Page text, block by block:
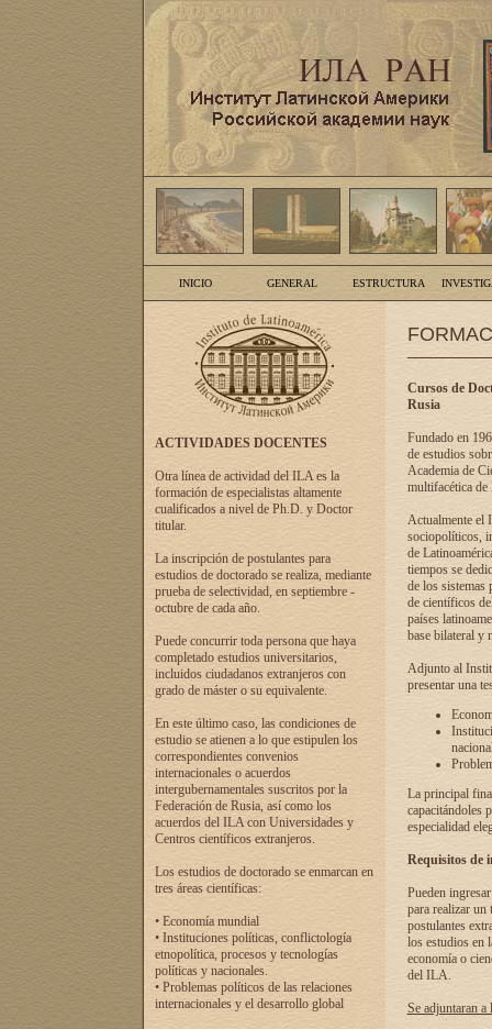
INICIO GENERAL ESTRUCTURA
ACTIVIDADES DOCENTES
Otra línea de actividad del ILA es la
formación de especialistas altamente
cualificados a nivel de Ph.D. y Doctor
titular.
La inscripción de postulantes para
estudios de doctorado se realiza, mediante
prueba de selectividad, en septiembre -
octubre de cada año.
Puede concurrir toda persona que haya
completado estudios universitarios,
incluidos ciudadanos extranjeros con
grado de máster o su equivalente.
En este último caso, las condiciones de
estudio se atienen a lo que estipulen los
correspondientes convenios
internacionales o acuerdos
intergubernamentales suscritos por la
Federación de Rusia, así como los
acuerdos del ILA con Universidades y
Centros científicos extranjeros.
Los estudios de doctorado se enmarcan en
tres áreas científicas:
• Economía mundial
• Instituciones políticas, conflictología
etnopolítica, procesos y tecnologías
políticas y nacionales.
• Problemas políticos de las relaciones
internacionales y el desarrollo global
Cursos de
Rusia
Fundado en
de estudios
Academia de
multifacética de
Actualmente el
sociopolíticos,
de
tiempos se
de los sistemas
de científicos
países
base bilateral y
Adjunto al
presentar una
La principal
capacitándoles
especialidad
Requisitos de
Pueden
para realizar un
postulantes
los estudios en
economía o
del ILA.
Se adjuntaran a